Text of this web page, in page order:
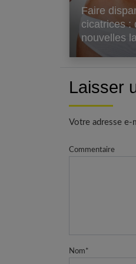
Faire
cicatrices :
nouvelles
Laisser
Votre adresse e-
Commentaire
Nom*